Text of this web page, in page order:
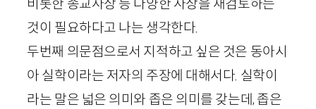
비롯한 종교사상 등 다양한 사상을 재검토하는
것이 필요하다고 나는 생각한다.
두번째 의문점으로서 지적하고 싶은 것은 동아시
아 실학이라는 저자의 주장에 대해서다. 실학이
라는 말은 넓은 의미와 좁은 의미를 갖는데, 좁은